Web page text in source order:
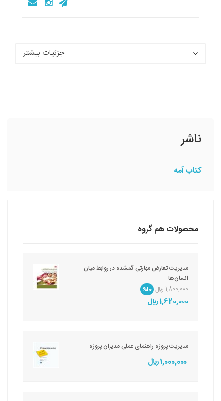
جزئیات بیشتر
ناشر
کتاب آمه
محصولات هم گروه
مدیریت تعارض مهارتی گمشده در روابط میان
انسان‌ها
1,800,000 ريال
%10
1,620,000 ريال
مدیریت پروژه راهنمای عملی مدیران پروژه
1,000,000 ريال